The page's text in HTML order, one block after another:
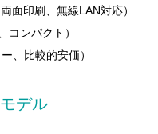
面印刷、無線LAN対応）
コンパクト）
、比較的安価）
デル